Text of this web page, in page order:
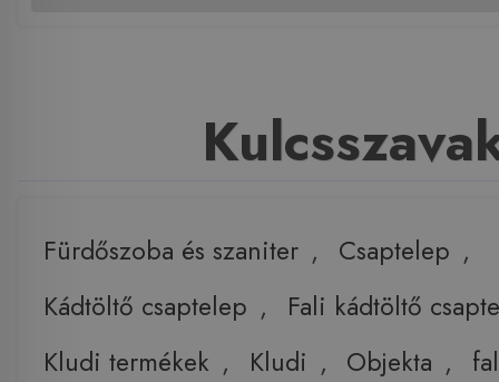
Fürdőszoba és szaniter , Csaptelep ,
Kádtöltő csaptelep ,
Fali kádtöltő
Kludi termékek , Kludi , Objekta ,